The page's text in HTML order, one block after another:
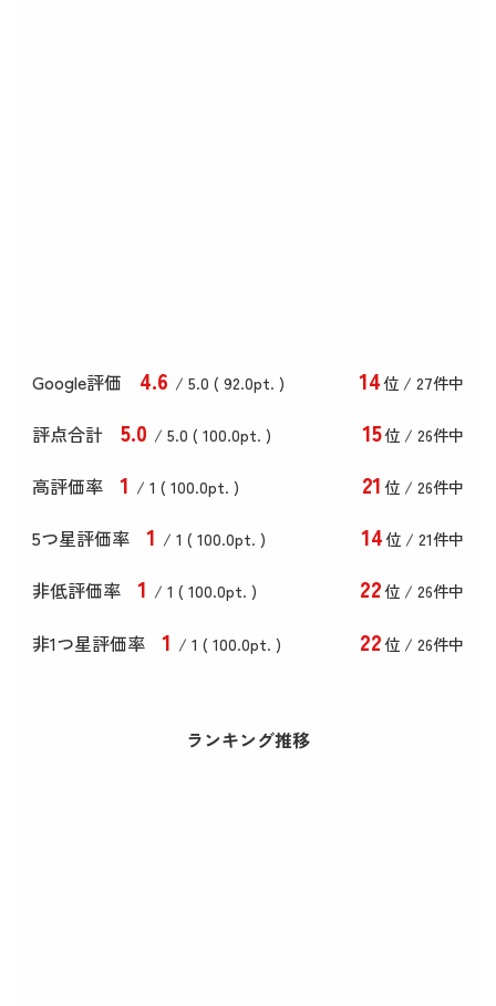
Google評価 4.6 / 5.0 ( 92.0pt. ) 14位 / 27件中
評点合計 5.0 / 5.0 ( 100.0pt. ) 15位 / 26件中
高評価率 1 / 1 ( 100.0pt. ) 21 位 / 26件中
5つ星評価率 1 / 1 ( 100.0pt. ) 14位 / 21件中
非低評価率 1 / 1 ( 100.0pt. ) 22位 / 26件中
非1つ星評価率 1 / 1 ( 100.0pt. ) 22位 / 26件中
ランキング推移